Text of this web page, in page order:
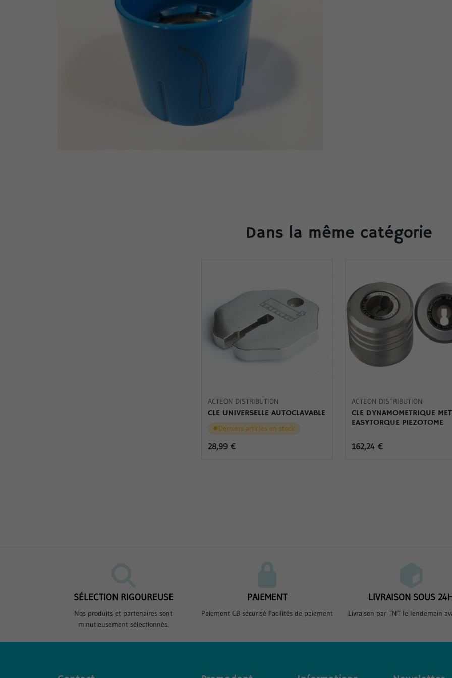
Dans la même catégorie
ACTEON DISTRIBUTION
CLE UNIVERSELLE AUTOCLAVABLE
Derniers articles en stock
28,99 €
ACTEON DISTRIBUTION
CLE DYNAMOMETRIQUE
EASYTORQUE PIEZOTOME
162,24 €
SÉLECTION RIGOUREUSE
Nos produits et partenaires sont
minutieusement sélectionnés.
PAIEMENT
Paiement CB sécurisé Facilités de paiement
LIVRAISON SOUS
Livraison par TNT le lendemain